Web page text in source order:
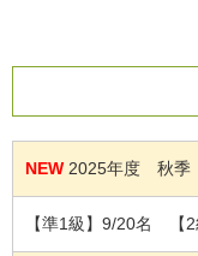
NEW 2025年度 秋季
【準1級】9/20名 【